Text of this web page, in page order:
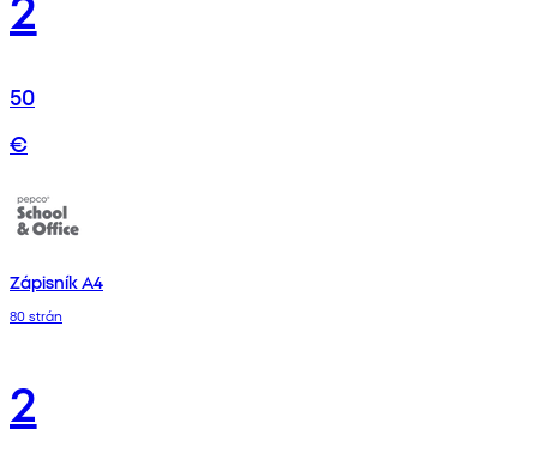
50
€
Zápisník A4
80 strán
2